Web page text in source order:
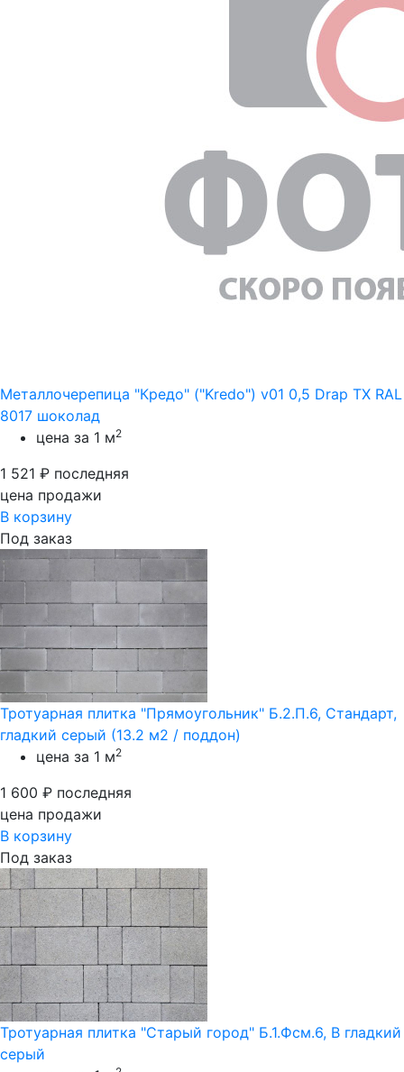
Металлочерепица "Кредо" ("Kredo") v01 0,5 Drap TX RAL
8017 шоколад
цена за 1 м2
1 521 ₽ последняя
цена продажи
В корзину
Под заказ
Тротуарная плитка "Прямоугольник" Б.2.П.6, Стандарт,
гладкий серый (13.2 м2 / поддон)
цена за 1 м2
1 600 ₽ последняя
цена продажи
В корзину
Под заказ
Тротуарная плитка "Старый город" Б.1.Фсм.6, В гладкий
серый